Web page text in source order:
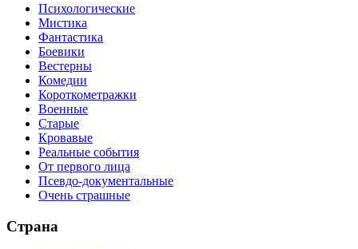
Психологические
Мистика
Фантастика
Боевики
Вестерны
Комедии
Короткометражки
Военные
Старые
Кровавые
Реальные события
От первого лица
Псевдо-документальные
Очень страшные
Страна